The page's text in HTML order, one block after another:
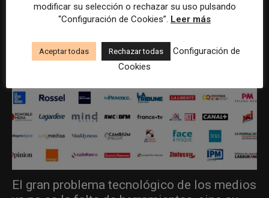
El gran problema tecnológico de los medios
modificar su selección o rechazar su uso pulsando
“Configuración de Cookies”. Leer más
Aceptar todas Rechazar todas
Configuración de
Cookies